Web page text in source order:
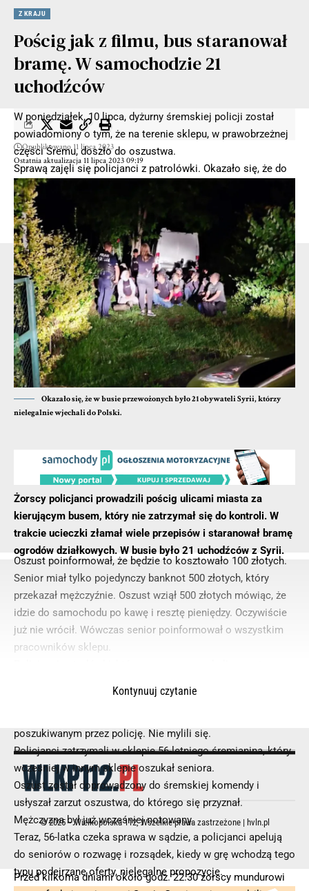
W poniedziałek, 10 lipca, dyżurny śremskiej policji został
powiadomiony o tym, że na terenie sklepu, w prawobrzeżnej
części Śremu, doszło do oszustwa.
Sprawą zajęli się policjanci z patrolówki. Okazało się, że do
seniora, który robił zakupy, podszedł nieznany mu mężczyzna
i zaproponował sprzedaż kawy. Starszy śremianin przystał na
ofertę i poprosił o dwa kilogramy kawy konkretnej marki.
- Reklama -
Oszust poinformował, że będzie to kosztowało 100 złotych.
Senior miał tylko pojedynczy banknot 500 złotych, który
przekazał mężczyźnie. Oszust wziął 500 złotych mówiąc, że
idzie do samochodu po kawę i resztę pieniędzy. Oczywiście
już nie wrócił. Wówczas senior poinformował o wszystkim
pracowników sklepu.
Dzięki temu w jednym z marketów obsługa zaczęła
poszukiwanym przez policję. Nie mylili się.
Policjanci zatrzymali w sklepie 56-letniego śremianina, który
wcześniej w innym sklepie oszukał seniora.
Oszust został doprowadzony do śremskiej komendy i
usłyszał zarzut oszustwa, do którego się przyznał.
Mężczyzna był już wcześniej notowany.
Teraz, 56-latka czeka sprawa w sądzie, a policjanci apelują
do seniorów o rozwagę i rozsądek, kiedy w grę wchodzą tego
typu podejrzane oferty, nielegalne propozycje.
Z KRAJU
Pościg jak z filmu, bus staranował
bramę. W samochodzie 21
uchodźców
Ostatnia aktualizacja 11 lipca 2023 09:19
Opublikowano 11 lipca 2023
Okazało się, że w busie przewożonych było 21 obywateli Syrii, którzy
nielegalnie wjechali do Polski.
Żorscy policjanci prowadzili pościg ulicami miasta za
kierującym busem, który nie zatrzymał się do kontroli. W
trakcie ucieczki złamał wiele przepisów i staranował bramę
ogrodów działkowych. W busie było 21 uchodźców z Syrii.
Przed kilkoma dniami około godz. 22.30 żorscy mundurowi
Kontynuuj czytanie
© 2025 – Wielkopolska 112, Wszelkie prawa zastrzeżone | hvln.pl